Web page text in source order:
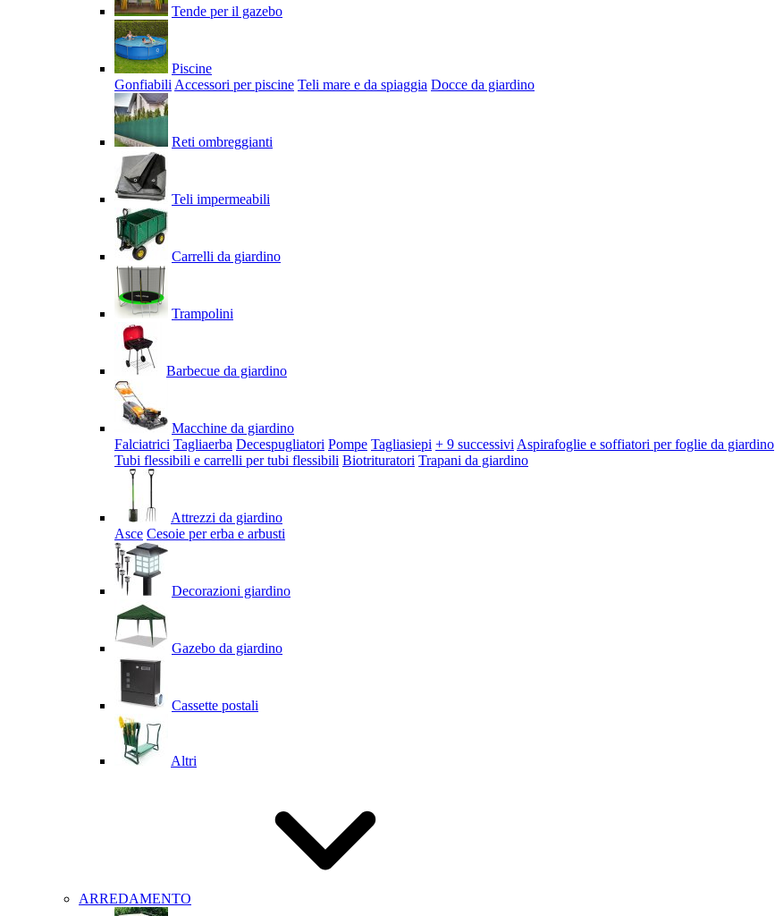
Tende per il gazebo
Piscine
Gonfiabili Accessori per piscine Teli mare e da spiaggia Docce da giardino
Reti ombreggianti
Teli impermeabili
Carrelli da giardino
Trampolini
Barbecue da giardino
Macchine da giardino
Falciatrici Tagliaerba Decespugliatori Pompe Tagliasiepi + 9 successivi Aspirafoglie e soffiatori per foglie da giardino
Tubi flessibili e carrelli per tubi flessibili Biotrituratori Trapani da giardino
Attrezzi da giardino
Asce Cesoie per erba e arbusti
Decorazioni giardino
Gazebo da giardino
Cassette postali
Altri
ARREDAMENTO